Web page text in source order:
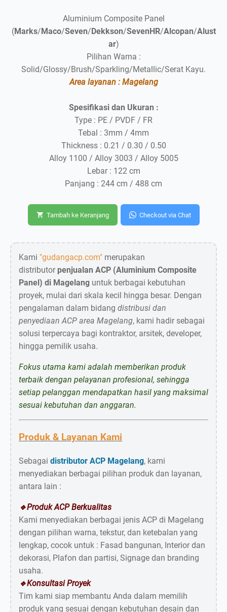
Aluminium Composite Panel
(Marks/Maco/Seven/Dekkson/SevenHR/Alcopan/Alust
ar)
Pilihan Warna :
Solid/Glossy/Brush/Sparkling/Metallic/Serat Kayu.
Area layanan : Magelang
Spesifikasi dan Ukuran :
Type : PE / PVDF / FR
Tebal : 3mm / 4mm
Thickness : 0.21 / 0.30 / 0.50
Alloy 1100 / Alloy 3003 / Alloy 5005
Lebar : 122 cm
Panjang : 244 cm / 488 cm
Tambah ke Keranjang Checkout via Chat
Kami "gudangacp.com" merupakan
distributor penjualan ACP (Aluminium Composite
Panel) di Magelang untuk berbagai kebutuhan
proyek, mulai dari skala kecil hingga besar. Dengan
pengalaman dalam bidang distribusi dan
penyediaan ACP area Magelang, kami hadir sebagai
solusi terpercaya bagi kontraktor, arsitek, developer,
hingga pemilik usaha.
Fokus utama kami adalah memberikan produk
terbaik dengan pelayanan profesional, sehingga
setiap pelanggan mendapatkan hasil yang maksimal
sesuai kebutuhan dan anggaran.
Produk & Layanan Kami
Sebagai distributor ACP Magelang, kami
menyediakan berbagai pilihan produk dan layanan,
antara lain :
🔹Produk ACP Berkualitas
Kami menyediakan berbagai jenis ACP di Magelang
dengan pilihan warna, tekstur, dan ketebalan yang
lengkap, cocok untuk : Fasad bangunan, Interior dan
dekorasi, Plafon dan partisi, Signage dan branding
usaha.
🔹Konsultasi Proyek
Tim kami siap membantu Anda dalam memilih
produk yang sesuai dengan kebutuhan desain dan